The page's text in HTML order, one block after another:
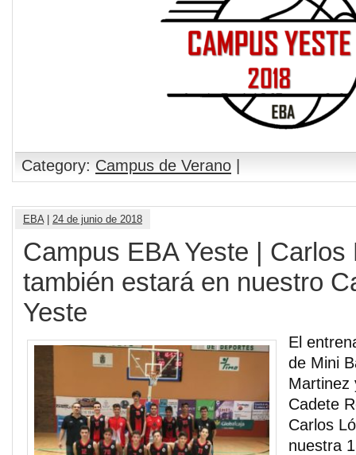
Category: Campus de Verano |
EBA | 24 de junio de 2018
Campus EBA Yeste | Carlos
también estará en nuestro
Yeste
El
de Mini
Martinez
Cadete
Carlos
nuestra